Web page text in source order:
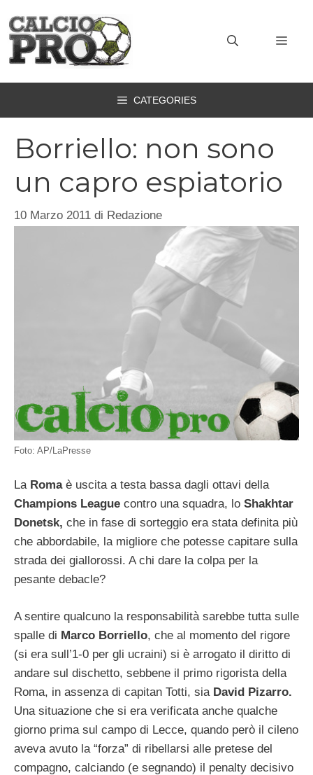
contenuto
CATEGORIES
Borriello: non sono
un capro espiatorio
10 Marzo 2011 di Redazione
Foto: AP/LaPresse
La Romaè uscita a testa bassa dagli ottavi della
Champions League contro una squadra, lo Shakhtar
Donetsk, che in fase di sorteggio era stata definita più
che abbordabile, la migliore che potesse capitare sulla
strada dei giallorossi. A chi dare la colpa per la
pesante debacle?
A sentire qualcuno la responsabilità sarebbe tutta sulle
spalle di Marco Borriello, che al momento del rigore
(si era sull’1-0 per gli ucraini) si è arrogato il diritto di
andare sul dischetto, sebbene il primo rigorista della
Roma, in assenza di capitan Totti, sia David Pizarro.
Una situazione che si era verificata anche qualche
giorno prima sul campo di Lecce, quando però il cileno
aveva avuto la “forza” di ribellarsi alle pretese del
compagno, calciando (e segnando) il penalty decisivo